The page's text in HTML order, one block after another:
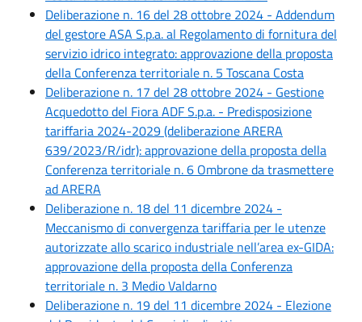
Deliberazione n. 16 del 28 ottobre 2024 - Addendum
del gestore ASA S.p.a. al Regolamento di fornitura del
servizio idrico integrato: approvazione della proposta
della Conferenza territoriale n. 5 Toscana Costa
Deliberazione n. 17 del 28 ottobre 2024 - Gestione
Acquedotto del Fiora ADF S.p.a. - Predisposizione
tariffaria 2024-2029 (deliberazione ARERA
639/2023/R/idr): approvazione della proposta della
Conferenza territoriale n. 6 Ombrone da trasmettere
ad ARERA
Deliberazione n. 18 del 11 dicembre 2024 -
Meccanismo di convergenza tariffaria per le utenze
autorizzate allo scarico industriale nell’area ex-GIDA:
approvazione della proposta della Conferenza
territoriale n. 3 Medio Valdarno
Deliberazione n. 19 del 11 dicembre 2024 - Elezione